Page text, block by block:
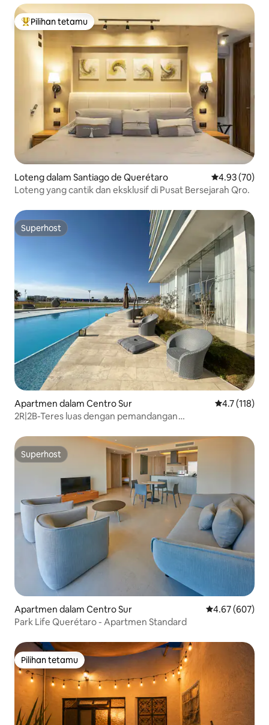
Pilihan utama tetamu
Pilihan tetamu
Loteng dalam Santiago de Querétaro Penarafan
4.93 (70)
Loteng yang cantik dan eksklusif di Pusat Bersejarah Qro.
Superhost
Superhost
Apartmen dalam Centro Sur Penarafan
4.7 (118)
2R|2B-Teres luas dengan pemandangan
Superhost
Superhost
Apartmen dalam Centro Sur Penarafan
4.67 (607)
Park Life Querétaro - Apartmen Standard
Pilihan tetamu
Pilihan tetamu